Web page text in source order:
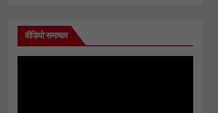
वीडियो समाचार